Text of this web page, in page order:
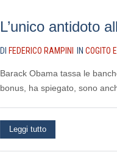
L’unico antidoto
DI FEDERICO RAMPINI IN COGITO
Barack Obama tassa le
bonus, ha spiegato, sono
Leggi tutto